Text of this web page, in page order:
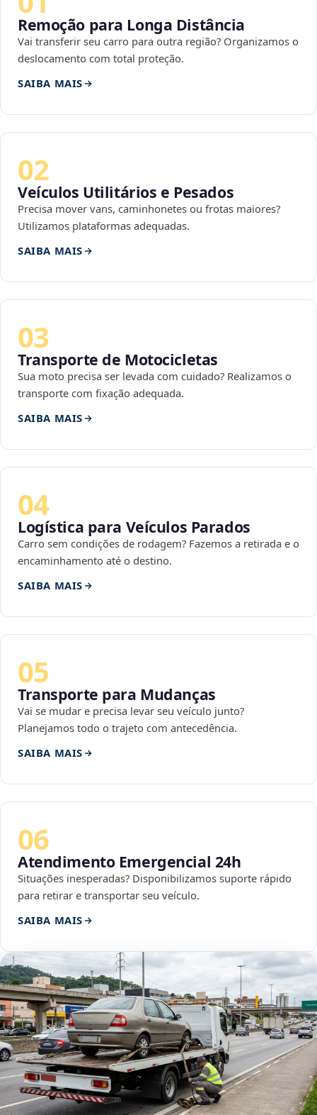
Remoção para Longa Distância
Vai transferir seu carro para outra região? Organizamos o
deslocamento com total proteção.
SAIBA MAIS
02
Veículos Utilitários e Pesados
Precisa mover vans, caminhonetes ou frotas maiores?
Utilizamos plataformas adequadas.
SAIBA MAIS
03
Transporte de Motocicletas
Sua moto precisa ser levada com cuidado? Realizamos o
transporte com fixação adequada.
SAIBA MAIS
04
Logística para Veículos Parados
Carro sem condições de rodagem? Fazemos a retirada e o
encaminhamento até o destino.
SAIBA MAIS
05
Transporte para Mudanças
Vai se mudar e precisa levar seu veículo junto?
Planejamos todo o trajeto com antecedência.
SAIBA MAIS
06
Atendimento Emergencial 24h
Situações inesperadas? Disponibilizamos suporte rápido
para retirar e transportar seu veículo.
SAIBA MAIS